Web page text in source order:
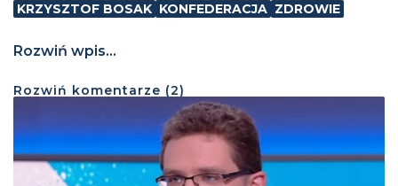
KRZYSZTOF BOSAK KONFEDERACJA ZDROWIE
Rozwiń wpis...
Rozwiń komentarze (2)